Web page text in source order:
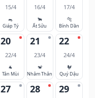
15/4
🐀
Giáp Tý
16/4
🐂
Ất Sửu
17/4
🐅
Bính Dần
20
22/4
🐐
Tân Mùi
21
23/4
🐒
Nhâm Thân
22
24/4
🐓
Quý Dậu
27 28 29